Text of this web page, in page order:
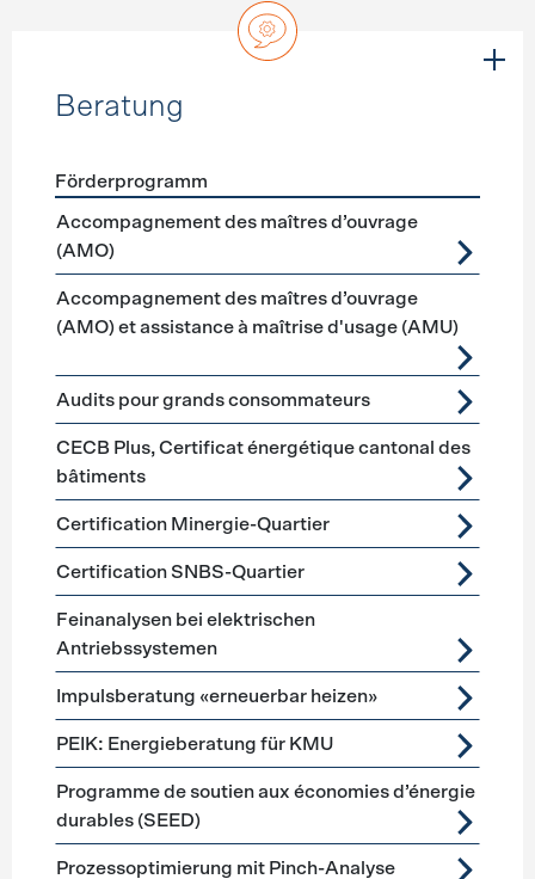
Beratung
Förderprogramme Beratung
Förderprogramm
Accompagnement des maîtres d’ouvrage
(AMO)
Accompagnement des maîtres d’ouvrage
(AMO) et assistance à maîtrise d'usage (AMU)
Audits pour grands consommateurs
CECB Plus, Certificat énergétique cantonal des
bâtiments
Certification Minergie-Quartier
Certification SNBS-Quartier
Feinanalysen bei elektrischen
Antriebssystemen
Impulsberatung «erneuerbar heizen»
PEIK: Energieberatung für KMU
Programme de soutien aux économies d’énergie
durables (SEED)
Prozessoptimierung mit Pinch-Analyse